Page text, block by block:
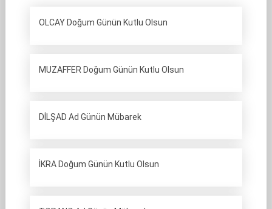
OLCAY Doğum Günün Kutlu Olsun
MUZAFFER Doğum Günün Kutlu Olsun
DİLŞAD Ad Günün Mübarek
İKRA Doğum Günün Kutlu Olsun